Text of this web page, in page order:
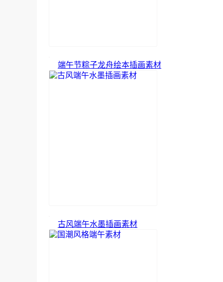
端午节粽子龙舟绘本插画素材
古风端午水墨插画素材